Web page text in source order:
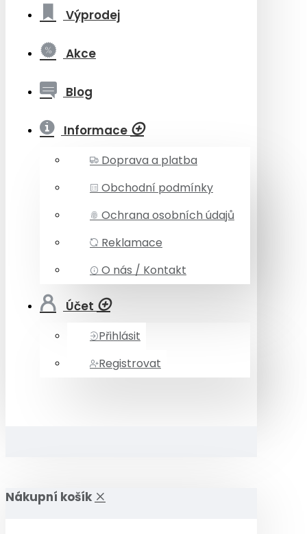
Výprodej
Akce
Blog
Informace
Doprava a platba
Obchodní podmínky
Ochrana osobních údajů
Reklamace
O nás / Kontakt
Účet
Přihlásit
Registrovat
Nákupní košík